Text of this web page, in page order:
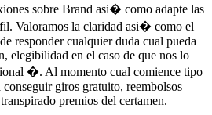
sobre Brand asi� como adapte las
Valoramos la claridad asi� como el
responder cualquier duda cual pueda
elegibilidad en el caso de que nos lo
�. Al momento cual comience tipo
giros gratuito, reembolsos
premios del certamen.